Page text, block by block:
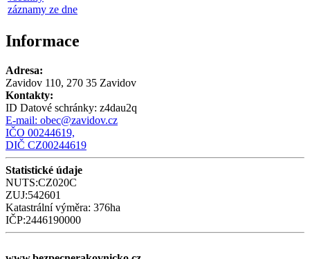
záznamy ze dne
Informace
Adresa:
Zavidov 110, 270 35 Zavidov
Kontakty:
ID Datové schránky: z4dau2q
E-mail: obec@zavidov.cz
IČO 00244619,
DIČ CZ00244619
Statistické údaje
NUTS:CZ020C
ZUJ:542601
Katastrální výměra: 376ha
IČP:2446190000